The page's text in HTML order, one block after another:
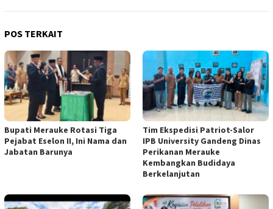
POS TERKAIT
Bupati Merauke Rotasi Tiga
Pejabat Eselon II, Ini Nama dan
Jabatan Barunya
Tim Ekspedisi Patriot-Salor
IPB University Gandeng Dinas
Perikanan Merauke
Kembangkan Budidaya
Berkelanjutan